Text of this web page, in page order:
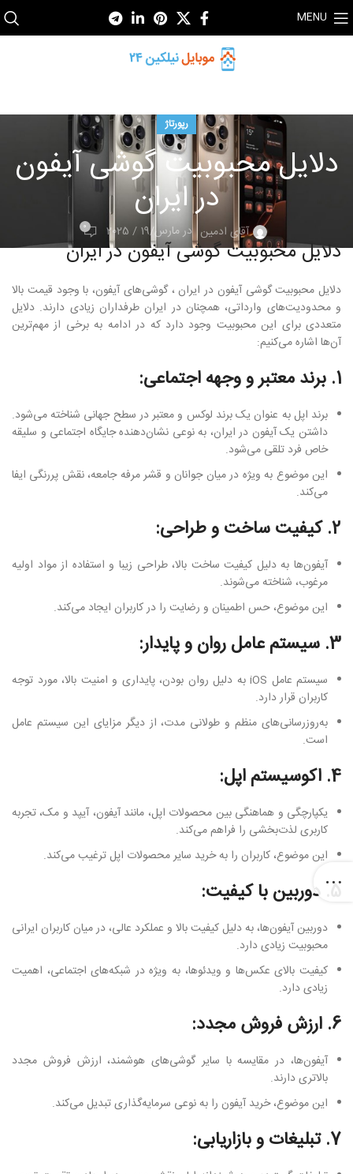
MENU
رپورتاژ
دلایل محبوبیت گوشی آیفون
در ایران
آقای ادمین در مارس/19 / 2025 0
دلایل محبوبیت گوشی آیفون در ایران
دلایل محبوبیت گوشی آیفون در ایران ، گوشی‌های آیفون، با وجود قیمت بالا
و محدودیت‌های وارداتی، همچنان در ایران طرفداران زیادی دارند. دلایل
متعددی برای این محبوبیت وجود دارد که در ادامه به برخی از مهم‌ترین
آن‌ها اشاره می‌کنیم:
1. برند معتبر و وجهه اجتماعی:
برند اپل به عنوان یک برند لوکس و معتبر در سطح جهانی شناخته می‌شود.
داشتن یک آیفون در ایران، به نوعی نشان‌دهنده جایگاه اجتماعی و سلیقه
خاص فرد تلقی می‌شود.
این موضوع به ویژه در میان جوانان و قشر مرفه جامعه، نقش پررنگی ایفا
می‌کند.
2. کیفیت ساخت و طراحی:
آیفون‌ها به دلیل کیفیت ساخت بالا، طراحی زیبا و استفاده از مواد اولیه
مرغوب، شناخته می‌شوند.
این موضوع، حس اطمینان و رضایت را در کاربران ایجاد می‌کند.
3. سیستم عامل روان و پایدار:
سیستم عامل iOS به دلیل روان بودن، پایداری و امنیت بالا، مورد توجه
کاربران قرار دارد.
به‌روزرسانی‌های منظم و طولانی مدت، از دیگر مزایای این سیستم عامل
است.
4. اکوسیستم اپل:
یکپارچگی و هماهنگی بین محصولات اپل، مانند آیفون، آیپد و مک، تجربه
کاربری لذت‌بخشی را فراهم می‌کند.
این موضوع، کاربران را به خرید سایر محصولات اپل ترغیب می‌کند.
5. دوربین با کیفیت:
دوربین آیفون‌ها، به دلیل کیفیت بالا و عملکرد عالی، در میان کاربران ایرانی
محبوبیت زیادی دارد.
کیفیت بالای عکس‌ها و ویدئوها، به ویژه در شبکه‌های اجتماعی، اهمیت
زیادی دارد.
6. ارزش فروش مجدد:
آیفون‌ها، در مقایسه با سایر گوشی‌های هوشمند، ارزش فروش مجدد
بالاتری دارند.
این موضوع، خرید آیفون را به نوعی سرمایه‌گذاری تبدیل می‌کند.
7. تبلیغات و بازاریابی: